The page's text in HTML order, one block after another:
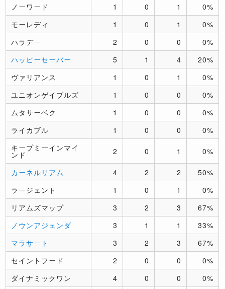
ノーワード 1 0 1
0%
モーレディ
1 0 1
0%
ハラデー
2 0 0
0%
ハッピーセーバー
5 1 4
20%
ヴァリアンス
1 0 1
0%
ユニオンゲイブルズ
1 0 0
0%
ムタサーベク
1 0 0
0%
ライカブル
1 0 0
0%
キープミーインマイ
ンド 2 0 1 0%
カーネルリアム 4 2 2
50%
ラージェント
1 0 1
0%
リアムズマップ
3 2 3
67%
ノウンアジェンダ
3 1 1
33%
マラサート
3 2 3
67%
セイントフード
2 0 0
0%
ダイナミックワン
4 0 0
0%